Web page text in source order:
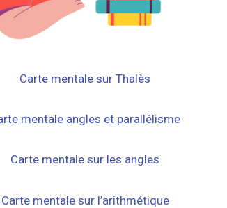
Carte mentale sur Thalès
mentale angles et parallélisme
Carte mentale sur les angles
Carte mentale sur l’arithmétique